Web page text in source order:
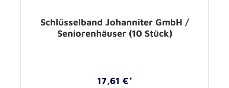
Schlüsselband Johanniter GmbH /
Seniorenhäuser (10 Stück)
17,61 €*